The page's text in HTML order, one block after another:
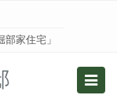
家住宅」